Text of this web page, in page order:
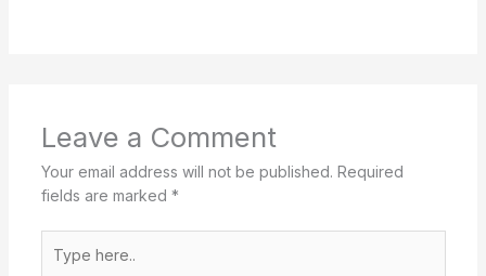
Leave a Comment
Your email address will not be published. Required
fields are marked *
here..